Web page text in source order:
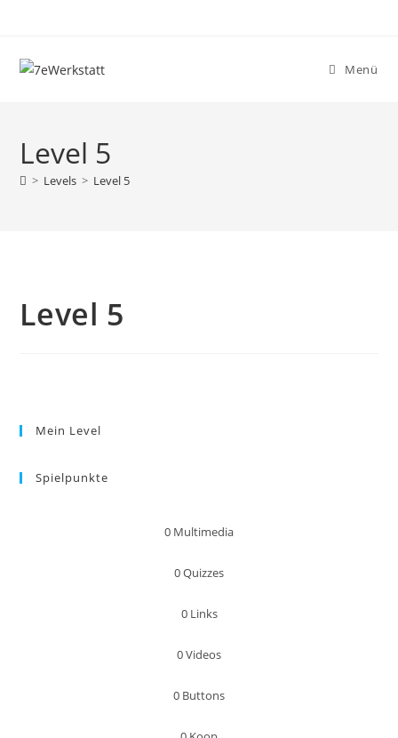
springen
Menü
Level 5
> Levels > Level 5
Level 5
Mein Level
Spielpunkte
0 Multimedia
0Quizzes
0 Links
0Videos
0 Buttons